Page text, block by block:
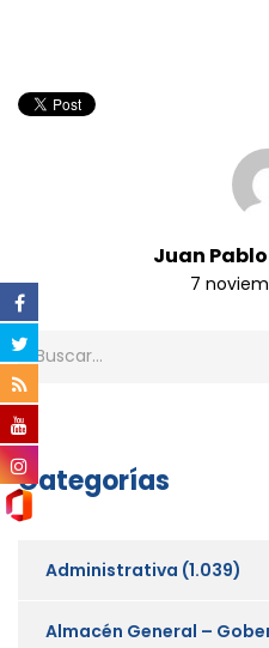
Juan
7
Categorías
Administrativa (1.039)
Almacén General –